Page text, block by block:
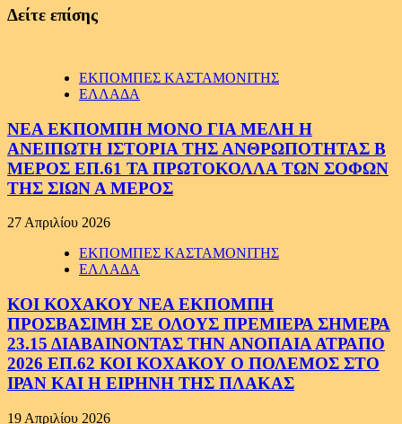
Δείτε επίσης
ΕΚΠΟΜΠΕΣ ΚΑΣΤΑΜΟΝΙΤΗΣ
ΕΛΛΑΔΑ
ΝΕΑ ΕΚΠΟΜΠΗ ΜΟΝΟ ΓΙΑ ΜΕΛΗ Η
ΑΝΕΙΠΩΤΗ ΙΣΤΟΡΙΑ ΤΗΣ ΑΝΘΡΩΠΟΤΗΤΑΣ Β
ΜΕΡΟΣ ΕΠ.61 ΤΑ ΠΡΩΤΟΚΟΛΛΑ ΤΩΝ ΣΟΦΩΝ
ΤΗΣ ΣΙΩΝ Α ΜΕΡΟΣ
27 Απριλίου 2026
ΕΚΠΟΜΠΕΣ ΚΑΣΤΑΜΟΝΙΤΗΣ
ΕΛΛΑΔΑ
ΚΟΙ ΚΟΧΑΚΟΥ ΝΕΑ ΕΚΠΟΜΠΗ
ΠΡΟΣΒΑΣΙΜΗ ΣΕ ΟΛΟΥΣ ΠΡΕΜΙΕΡΑ ΣΗΜΕΡΑ
23.15 ΔΙΑΒΑΙΝΟΝΤΑΣ ΤΗΝ ΑΝΟΠΑΙΑ ΑΤΡΑΠΟ
2026 ΕΠ.62 ΚΟΙ ΚΟΧΑΚΟΥ Ο ΠΟΛΕΜΟΣ ΣΤΟ
ΙΡΑΝ ΚΑΙ Η ΕΙΡΗΝΗ ΤΗΣ ΠΛΑΚΑΣ
19 Απριλίου 2026